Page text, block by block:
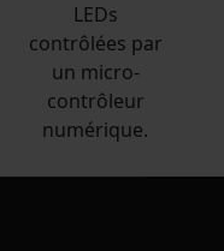
LEDs
contrôlées par
un micro-
contrôleur
numérique.